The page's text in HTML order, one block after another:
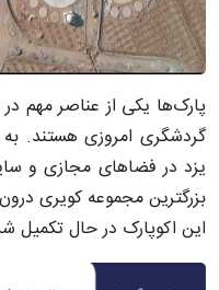
پارک‌ها یکی از عناصر مهم
گردشگری امروزی هستند.
یزد در فضاهای مجازی و
بزرگترین مجموعه کویری
این اکوپارک در حال